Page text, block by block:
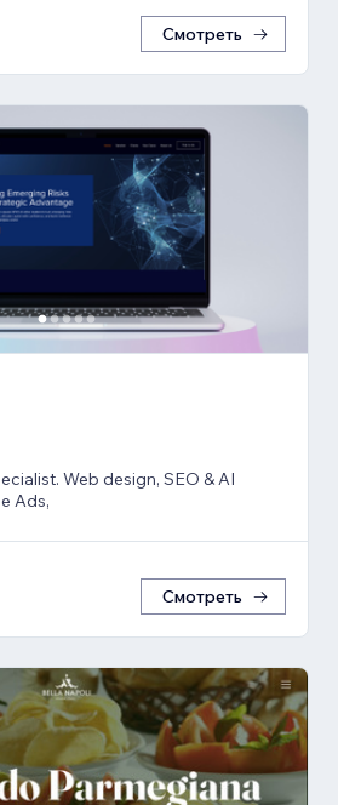
Смотреть
Web design, SEO & AI
Ads,
Смотреть